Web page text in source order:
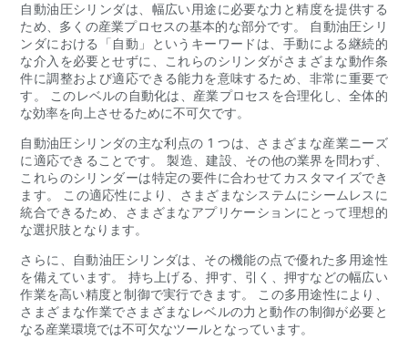
自動油圧シリンダは、幅広い用途に必要な力と精度を提供する
ため、多くの産業プロセスの基本的な部分です。 自動油圧シリ
ンダにおける「自動」というキーワードは、手動による継続的
な介入を必要とせずに、これらのシリンダがさまざまな動作条
件に調整および適応できる能力を意味するため、非常に重要で
す。 このレベルの自動化は、産業プロセスを合理化し、全体的
な効率を向上させるために不可欠です。
自動油圧シリンダの主な利点の 1 つは、さまざまな産業ニーズ
に適応できることです。 製造、建設、その他の業界を問わず、
これらのシリンダーは特定の要件に合わせてカスタマイズでき
ます。 この適応性により、さまざまなシステムにシームレスに
統合できるため、さまざまなアプリケーションにとって理想的
な選択肢となります。
さらに、自動油圧シリンダは、その機能の点で優れた多用途性
を備えています。 持ち上げる、押す、引く、押すなどの幅広い
作業を高い精度と制御で実行できます。 この多用途性により、
さまざまな作業でさまざまなレベルの力と動作の制御が必要と
なる産業環境では不可欠なツールとなっています。